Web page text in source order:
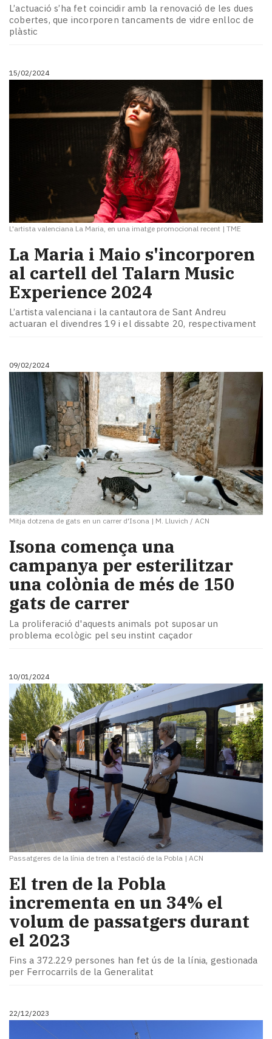
L’actuació s’ha fet coincidir amb la renovació de les dues
cobertes, que incorporen tancaments de vidre enlloc de
plàstic
15/02/2024
L'artista valenciana La Maria, en una imatge promocional recent | TME
La Maria i Maio s'incorporen
al cartell del Talarn Music
Experience 2024
L’artista valenciana i la cantautora de Sant Andreu
actuaran el divendres 19 i el dissabte 20, respectivament
09/02/2024
Mitja dotzena de gats en un carrer d'Isona | M. Lluvich / ACN
Isona comença una
campanya per esterilitzar
una colònia de més de 150
gats de carrer
La proliferació d'aquests animals pot suposar un
problema ecològic pel seu instint caçador
10/01/2024
Passatgeres de la línia de tren a l'estació de la Pobla | ACN
​El tren de la Pobla
incrementa en un 34% el
volum de passatgers durant
el 2023
Fins a 372.229 persones han fet ús de la línia, gestionada
per Ferrocarrils de la Generalitat
22/12/2023